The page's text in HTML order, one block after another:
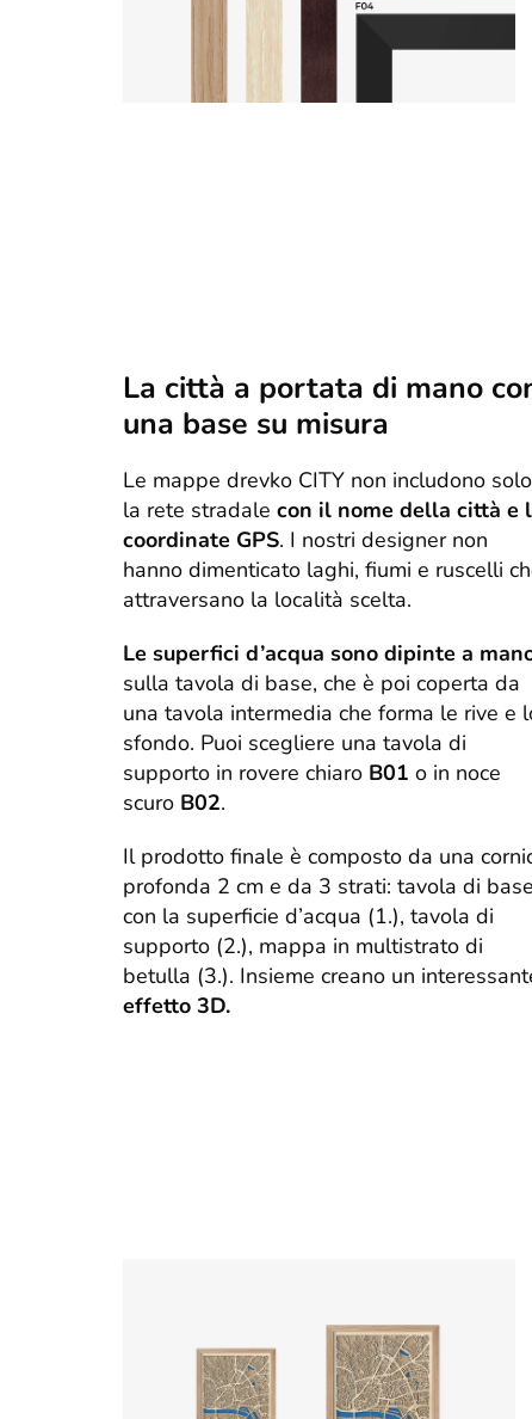
La città a portata di mano
una base su misura
Le mappe drevko CITY non includono solo
la rete stradale con il nome della città e
coordinate GPS. I nostri designer non
hanno dimenticato laghi, fiumi e ruscelli
attraversano la località scelta.
Le superfici d’acqua sono dipinte a
sulla tavola di base, che è poi coperta da
una tavola intermedia che forma le rive e
sfondo. Puoi scegliere una tavola di
supporto in rovere chiaro B01 o in noce
scuro B02.
Il prodotto finale è composto da una
profonda 2 cm e da 3 strati: tavola di base
con la superficie d’acqua (1.), tavola di
supporto (2.), mappa in multistrato di
betulla (3.). Insieme creano un
effetto 3D.